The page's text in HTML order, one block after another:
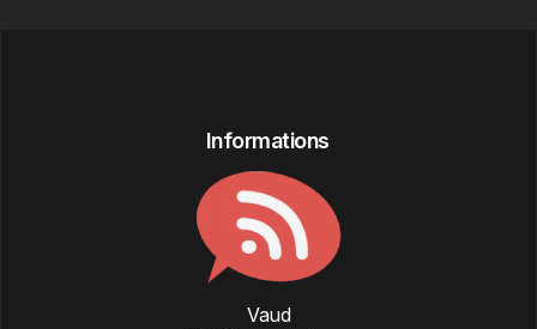
Informations
Vaud